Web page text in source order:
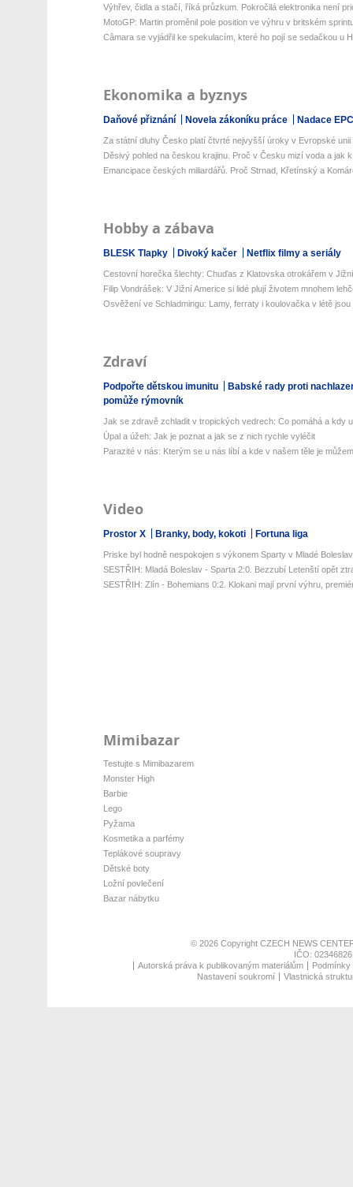
Výhřev, čidla a stačí, říká průzkum. Pokročilá elektronika není
MotoGP: Martin proměnil pole position ve výhru v britském
Câmara se vyjádřil ke spekulacím, které ho pojí se sedačkou u
Ekonomika a byznys
Daňové přiznání Novela zákoníku práce Nadace
Za státní dluhy Česko platí čtvrté nejvyšší úroky v Evropské unii
Děsivý pohled na českou krajinu. Proč v Česku mizí voda a jak
Emancipace českých miliardářů. Proč Strnad, Křetínský a
Hobby a zábava
BLESK Tlapky Divoký kačer Netflix filmy a seriály
Cestovní horečka šlechty: Chuďas z Klatovska otrokářem v
Filip Vondrášek: V Jižní Americe si lidé plují životem mnohem
Osvěžení ve Schladmingu: Lamy, ferraty i koulovačka v létě jsou
Zdraví
Podpořte dětskou imunitu
Babské rady proti
pomůže rýmovník
Jak se zdravě zchladit v tropických vedrech: Co pomáhá a kdy
Úpal a úžeh: Jak je poznat a jak se z nich rychle vyléčit
Parazité v nás: Kterým se u nás líbí a kde v našem těle je
Video
Prostor X Branky, body, kokoti Fortuna liga
Priske byl hodně nespokojen s výkonem Sparty v Mladé
SESTŘIH: Mladá Boleslav - Sparta 2:0. Bezzubí Letenští opět
SESTŘIH: Zlín - Bohemians 0:2. Klokani mají první výhru,
Mimibazar
Testujte s Mimibazarem
Monster High
Barbie
Lego
Pyžama
Kosmetika a parfémy
Teplákové soupravy
Dětské boty
Ložní povlečení
Bazar nábytku
© 2026 Copyright CZECH NEWS
IČO:
Autorská práva k publikovaným materiálům
Nastavení soukromí
Vlastnická